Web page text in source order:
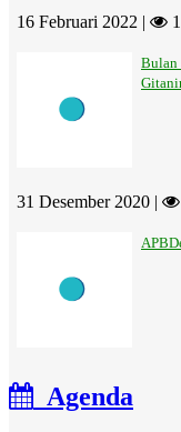
16 Februari 2022 |
31 Desember 2020 |
Agenda